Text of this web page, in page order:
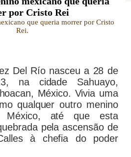
por Cristo Rei
que queria morrer por Cristo
Rei.
Del Río nasceu a 28 de
na cidade Sahuayo,
México. Vivia uma
qualquer outro menino
até que esta
pela ascensão de
à chefia do poder